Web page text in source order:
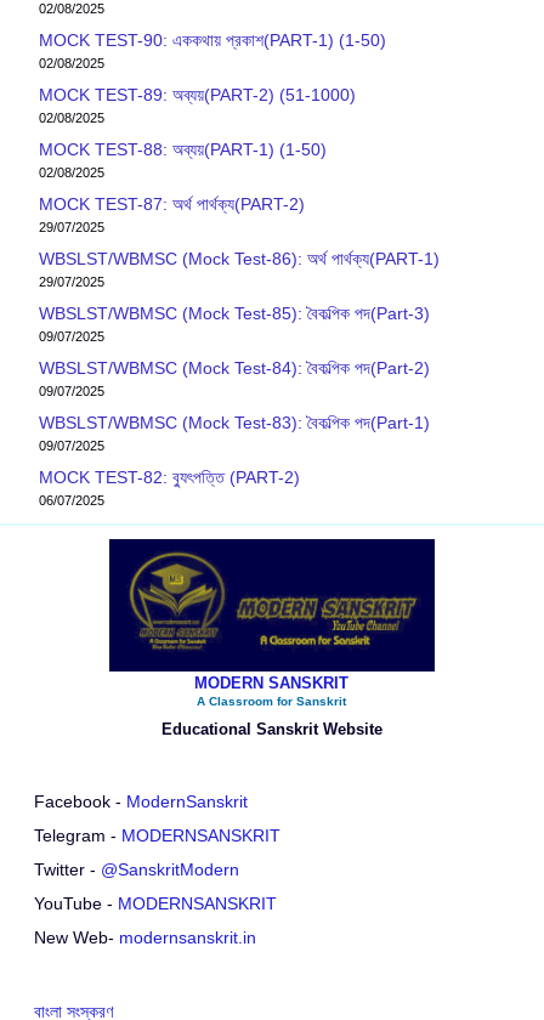
02/08/2025
MOCK TEST-90: এককথায় প্রকাশ(PART-1) (1-50)
02/08/2025
MOCK TEST-89: অব্যয়(PART-2) (51-1000)
02/08/2025
MOCK TEST-88: অব্যয়(PART-1) (1-50)
02/08/2025
MOCK TEST-87: অর্থ পার্থক্য(PART-2)
29/07/2025
WBSLST/WBMSC (Mock Test-86): অর্থ পার্থক্য(PART-1)
29/07/2025
WBSLST/WBMSC (Mock Test-85): বৈকল্পিক পদ(Part-3)
09/07/2025
WBSLST/WBMSC (Mock Test-84): বৈকল্পিক পদ(Part-2)
09/07/2025
WBSLST/WBMSC (Mock Test-83): বৈকল্পিক পদ(Part-1)
09/07/2025
MOCK TEST-82: ব‍্যুৎপত্তি (PART-2)
06/07/2025
MODERN SANSKRIT
A Classroom for Sanskrit
Educational Sanskrit Website
Facebook - ModernSanskrit
Telegram - MODERNSANSKRIT
Twitter - @SanskritModern
YouTube - MODERNSANSKRIT
New Web- modernsanskrit.in
বাংলা সংস্করণ